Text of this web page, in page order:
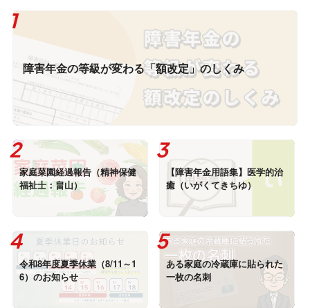
障害年金の等級が変わる「額改定」のしくみ
家庭菜園経過報告（精神保健
福祉士：畠山）
【障害年金用語集】医学的治
癒（いがくてきちゆ）
令和8年度夏季休業（8/11～1
6）のお知らせ
ある家庭の冷蔵庫に貼られた
一枚の名刺